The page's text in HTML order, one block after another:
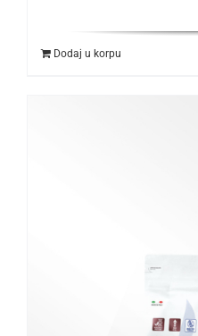
Dodaj u korpu